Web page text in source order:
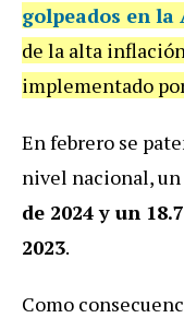
golpeados en
de la alta
implementado
En febrero se
nivel nacional, un
de 2024 y un
2023.
Como